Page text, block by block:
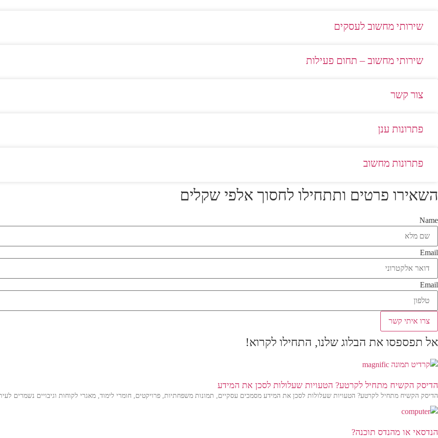
שירותי מחשוב לעסקים
שירותי מחשוב – תחום פעילות
צור קשר
פתרונות ענן
פתרונות מחשוב
השאירו פרטים ותתחילו לחסוך אלפי שקלים
Name
Email
Email
צרו איתי קשר
אל תפספסו את הבלוג שלנו, התחילו לקרוא!
הדיסק הקשיח מתחיל לקרטע? הטעויות שעלולות לסכן את המידע
הדיסק הקשיח מתחיל לקרטע? הטעויות שעלולות לסכן את המידע מסמכים עסקיים, תמונות משפחתיות, פרויקטים, חומרי לימוד, מאגרי לקוחות וגיבויים נשמרים
הנדסאי או מהנדס תוכנה?